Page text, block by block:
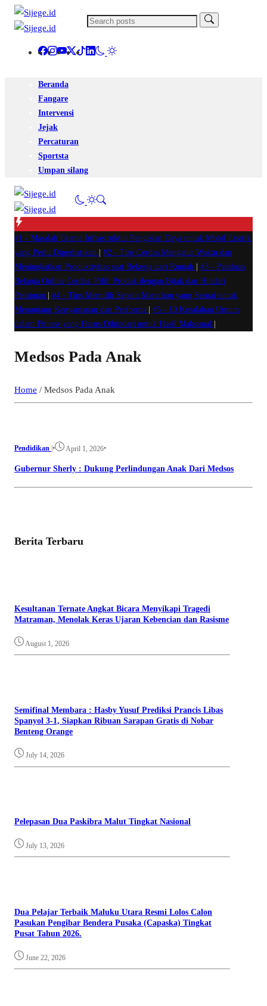
Beranda
Fangare
Intervensi
Jejak
Percaturan
Sportsta
Umpan silang
#1 - Masalah Utama Infrastruktur Pengisian Daya untuk Mobil Listrik
yang Perlu Diperhatikan
#2 - Tips Cerdas Mengatur Waktu dan
Meningkatkan Produktivitas saat Bekerja dari Rumah
#3 - Panduan
Belanja Online Cerdas: Pilih Produk dengan Bijak dan Hindari
Penipuan
#4 - Tips Memilih Sepatu Marathon yang Sesuai untuk
Menunjang Kenyamanan dan Performa
#5 - 10 Kesalahan Umum
dalam Fitness yang Harus Dihindari untuk Hasil Maksimal
Medsos Pada Anak
Home / Medsos Pada Anak
Pendidikan |• April 1, 2026•
Gubernur Sherly : Dukung Perlindungan Anak Dari Medsos
Berita Terbaru
Kesultanan Ternate Angkat Bicara Menyikapi Tragedi
Matraman, Menolak Keras Ujaran Kebencian dan Rasisme
August 1, 2026
Semifinal Membara : Hasby Yusuf Prediksi Prancis Libas
Spanyol 3-1, Siapkan Ribuan Sarapan Gratis di Nobar
Benteng Orange
July 14, 2026
Pelepasan Dua Paskibra Malut Tingkat Nasional
July 13, 2026
Dua Pelajar Terbaik Maluku Utara Resmi Lolos Calon
Pasukan Pengibar Bendera Pusaka (Capaska) Tingkat
Pusat Tahun 2026.
June 22, 2026